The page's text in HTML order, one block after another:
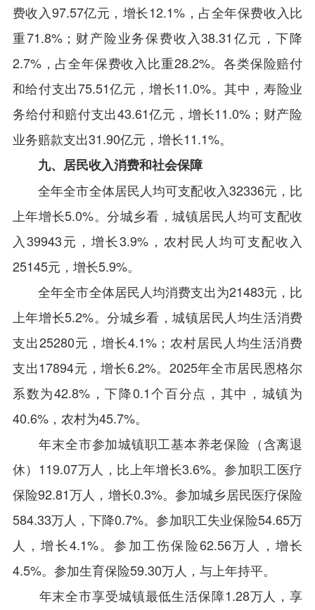
费收入97.57亿元，增长12.1%，占全年保费收入比
重71.8%；财产险业务保费收入38.31亿元，下降
2.7%，占全年保费收入比重28.2%。各类保险赔付
和给付支出75.51亿元，增长11.0%。其中，寿险业
务给付和赔付支出43.61亿元，增长11.0%；财产险
业务赔款支出31.90亿元，增长11.1%。
九、居民收入消费和社会保障
全年全市全体居民人均可支配收入32336元，比
上年增长5.0%。分城乡看，城镇居民人均可支配收
入39943元，增长3.9%，农村民人均可支配收入
25145元，增长5.9%。
全年全市全体居民人均消费支出为21483元，比
上年增长5.2%。分城乡看，城镇居民人均生活消费
支出25280元，增长4.1%；农村居民人均生活消费
支出17894元，增长6.2%。2025年全市居民恩格尔
系数为42.8%，下降0.1个百分点，其中，城镇为
40.6%，农村为45.7%。
年末全市参加城镇职工基本养老保险（含离退
休）119.07万人，比上年增长3.6%。参加职工医疗
保险92.81万人，增长0.3%。参加城乡居民医疗保险
584.33万人，下降0.7%。参加职工失业保险54.65万
人，增长4.1%。参加工伤保险62.56万人，增长
4.5%。参加生育保险59.30万人，与上年持平。
年末全市享受城镇最低生活保障1.28万人，享